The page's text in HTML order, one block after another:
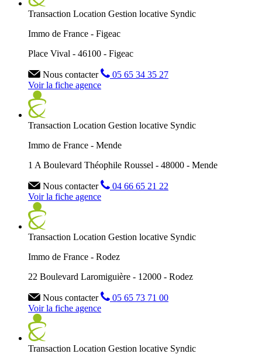
Transaction Location Gestion locative Syndic
Immo de France - Figeac
Place Vival - 46100 - Figeac
Nous contacter
05 65 34 35 27
Voir la fiche agence
Transaction Location Gestion locative Syndic
Immo de France - Mende
1 A Boulevard Théophile Roussel - 48000 - Mende
Nous contacter
04 66 65 21 22
Voir la fiche agence
Transaction Location Gestion locative Syndic
Immo de France - Rodez
22 Boulevard Laromiguière - 12000 - Rodez
Nous contacter
05 65 73 71 00
Voir la fiche agence
Transaction Location Gestion locative Syndic